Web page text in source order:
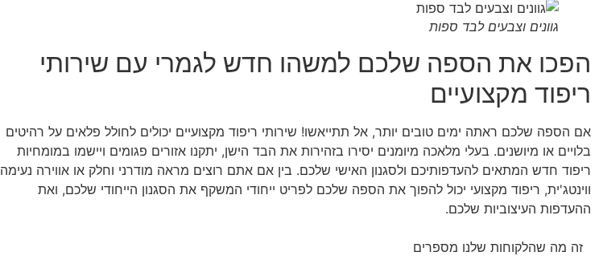
גוונים וצבעים לבד ספות
הפכו את הספה שלכם למשהו חדש לגמרי עם שירותי
ריפוד מקצועיים
אם הספה שלכם ראתה ימים טובים יותר, אל תתייאשו! שירותי ריפוד מקצועיים יכולים לחולל פלאים על רהיטים
בלויים או מיושנים. בעלי מלאכה מיומנים יסירו בזהירות את הבד הישן, יתקנו אזורים פגומים ויישמו במומחיות
ריפוד חדש המתאים להעדפותיכם ולסגנון האישי שלכם. בין אם אתם רוצים מראה מודרני וחלק או אווירה נעימה
ווינטג'ית, ריפוד מקצועי יכול להפוך את הספה שלכם לפריט ייחודי המשקף את הסגנון הייחודי שלכם, ואת
ההעדפות העיצוביות שלכם.
זה מה שהלקוחות שלנו מספרים